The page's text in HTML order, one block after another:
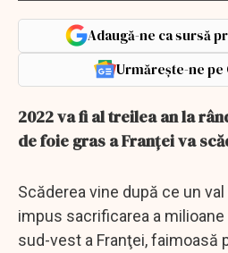
Adaugă-ne ca sursă
Urmărește-ne pe
2022 va fi al treilea an la
de foie gras a Franţei va
Scăderea vine după ce un
impus sacrificarea a
sud-vest a Franţei, faimoasă